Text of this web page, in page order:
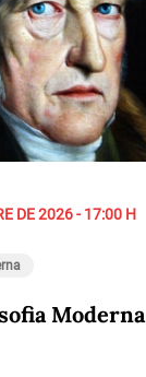
DE 2026 - 17:00 H
Moderna